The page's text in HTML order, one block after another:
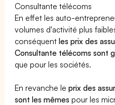
Consultante télécoms
En effet les auto-
volumes d'activité plus
conséquentles prix des
Consultante télécoms sont
que pour les sociétés.
En revanche leprix des
sont les mêmes pour les